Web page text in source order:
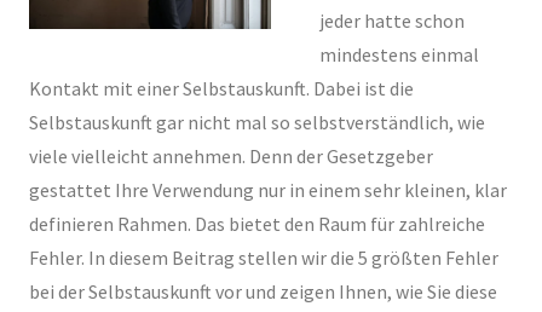
jeder hatte schon
mindestens einmal
Kontakt mit einer Selbstauskunft. Dabei ist die
Selbstauskunft gar nicht mal so selbstverständlich, wie
viele vielleicht annehmen. Denn der Gesetzgeber
gestattet Ihre Verwendung nur in einem sehr kleinen, klar
definieren Rahmen. Das bietet den Raum für zahlreiche
Fehler. In diesem Beitrag stellen wir die 5 größten Fehler
bei der Selbstauskunft vor und zeigen Ihnen, wie Sie diese